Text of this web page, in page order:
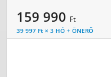
159 990 Ft
39 997 Ft × 3 HÓ + ÖNERŐ